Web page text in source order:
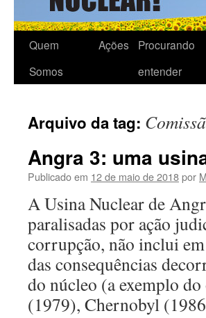
Quem
Somos
Ações
Procurando
entender
Arquivo da tag:
Angra 3: uma
Publicado em 12 de maio de 2018por
A Usina Nuclear de
paralisadas por ação
corrupção, não inclui
das consequências
do núcleo (a exemplo
(1979), Chernobyl